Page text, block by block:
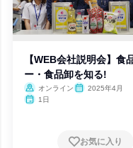
【WEB会社説明会】食
ー・食品卸を知る!
オンライン
2025年4月
1日
お気に入り